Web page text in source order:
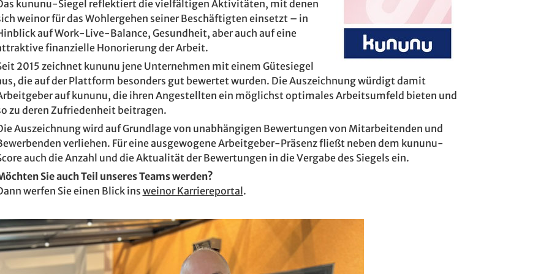
kununu-Siegel reflektiert die vielfältigen Aktivitäten, mit denen
weinor für das Wohlergehen seiner Beschäftigten einsetzt – in
auf Work-Live-Balance, Gesundheit, aber auch auf eine
finanzielle Honorierung der Arbeit.
2015 zeichnet kununu jene Unternehmen mit einem Gütesiegel
die auf der Plattform besonders gut bewertet wurden. Die Auszeichnung würdigt damit
auf kununu, die ihren Angestellten ein möglichst optimales Arbeitsumfeld bieten und
zu deren Zufriedenheit beitragen.
Auszeichnung wird auf Grundlage von unabhängigen Bewertungen von Mitarbeitenden und
verliehen. Für eine ausgewogene Arbeitgeber-Präsenz fließt neben dem kununu-
auch die Anzahl und die Aktualität der Bewertungen in die Vergabe des Siegels ein.
Sie auch Teil unseres Teams werden?
werfen Sie einen Blick ins weinor Karriereportal .